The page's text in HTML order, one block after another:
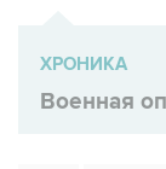
ХРОНИКА
Военная